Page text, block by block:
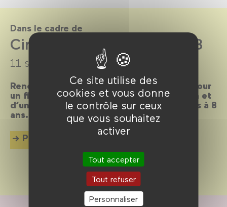
Ce site utilise des
cookies et vous donne
le contrôle sur ceux
que vous souhaitez
activer
Tout accepter
Tout refuser
Personnaliser
Dans le cadre de
CinéKids saison 2022-2023
11 septembre 2022 → 10 juillet 2023
Rendez-vous les mercredis et dimanches pour
un film suivi d’un débat ou d’une animation et
d’un goûter, dédiés aux enfants de 18 mois à 8
ans.
Plus d'info